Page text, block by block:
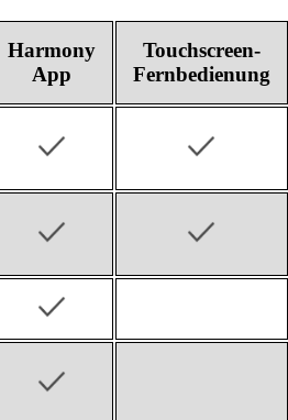
Harmony
App
Touchscreen-
Fernbedienung